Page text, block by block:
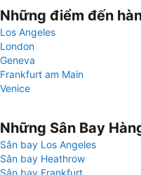
Những điểm đến
Los Angeles
London
Geneva
Frankfurt am Main
Venice
Những Sân Bay
Sân bay Los Angeles
Sân bay Heathrow
Sân bay Frankfurt